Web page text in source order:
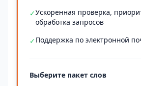
✓Ускоренная проверка,
обработка запросов
✓Поддержка по электронной
Выберите пакет слов